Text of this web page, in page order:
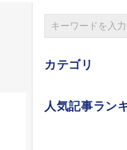
カテゴリ
人気記事ラン